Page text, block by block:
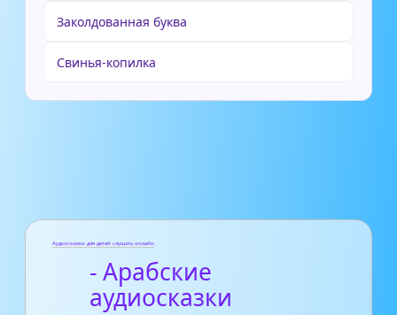
Заколдованная буква
Свинья-копилка
Аудиосказки для детей слушать онлайн
- Арабские
аудиосказки